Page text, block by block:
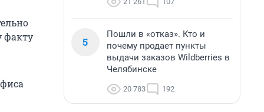
факту
5
Пошли в «отказ». Кто и
почему продает пункты
выдачи заказов Wildberries в
Челябинске
20 783 192